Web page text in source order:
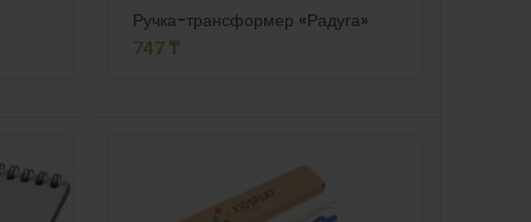
Ручка-трансформер «Радуга»
747 ₸